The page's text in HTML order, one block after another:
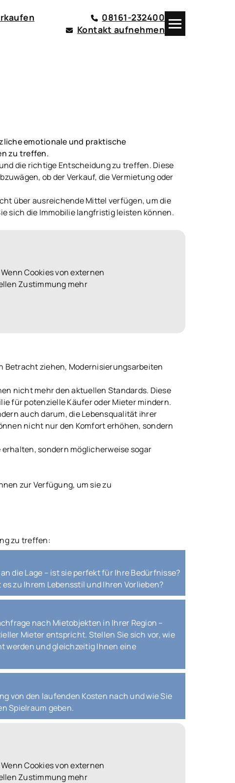
08161-232400
Kontakt aufnehmen
emotionale und praktische
zu treffen.
die richtige Entscheidung zu treffen. Diese
ob der Verkauf, die Vermietung oder
über ausreichende Mittel verfügen, um die
sich die Immobilie langfristig leisten können.
Cookies von externen
Zustimmung mehr
Betracht ziehen, Modernisierungsarbeiten
nicht mehr den aktuellen Standards. Diese
für potenzielle Käufer oder Mieter mindern.
auch darum, die Lebensqualität ihrer
nicht nur den Komfort erhöhen, sondern
sondern möglicherweise sogar
zur Verfügung, um sie zu
zu treffen:
die Lage – ist sie perfekt für Ihre Bedürfnisse?
zu Ihrem Lebensstil und Ihren Vorlieben?
nach Mietobjekten in Ihrer Region –
Mieter entspricht. Stellen Sie sich vor, wie
werden und gleichzeitig Ihnen eine
von den laufenden Kosten nach und wie Sie
Spielraum geben.
Cookies von externen
Zustimmung mehr